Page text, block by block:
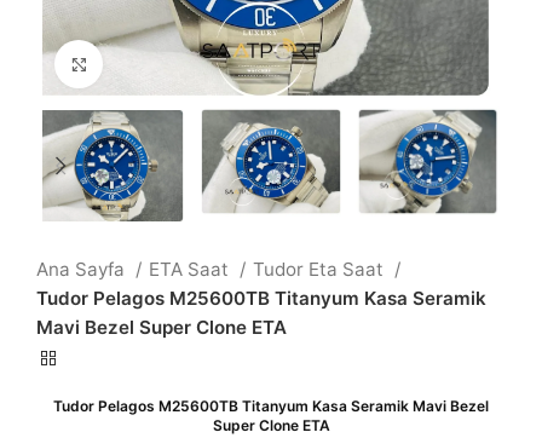
Büyütmek için tıklayın
Ana Sayfa ETA Saat
Tudor Eta Saat
Tudor Pelagos M25600TB Titanyum Kasa Seramik
Mavi Bezel Super Clone ETA
Tudor Pelagos M25600TB Titanyum Kasa Seramik Mavi Bezel
Super Clone ETA